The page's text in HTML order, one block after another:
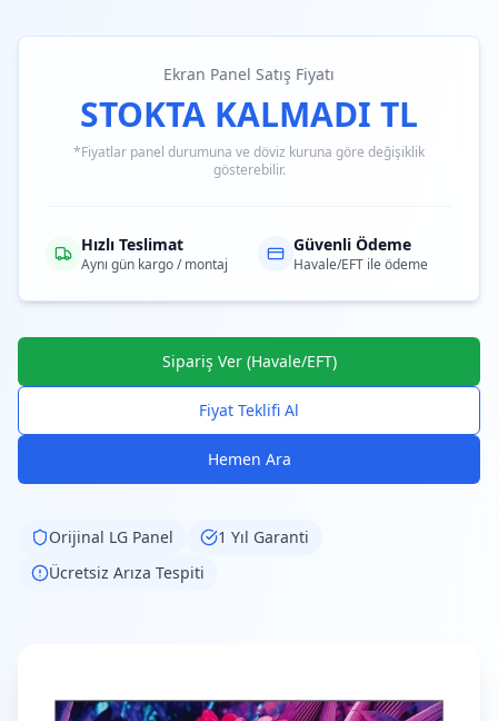
Ekran Panel Satış Fiyatı
STOKTA KALMADI TL
*Fiyatlar panel durumuna ve döviz kuruna göre değişiklik
gösterebilir.
Hızlı Teslimat
Aynı gün kargo / montaj
Güvenli Ödeme
Havale/EFT ile ödeme
Sipariş Ver (Havale/EFT)
Fiyat Teklifi Al
Hemen Ara
Orijinal LG Panel
1 Yıl Garanti
Ücretsiz Arıza Tespiti